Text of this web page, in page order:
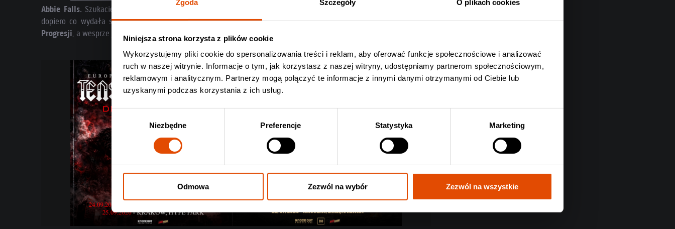
Zgoda Szczegóły O plikach cookies
Niniejsza strona korzysta z plików cookie
Wykorzystujemy pliki cookie do spersonalizowania treści i reklam, aby oferować funkcje społecznościowe i analizować
ruch w naszej witrynie. Informacje o tym, jak korzystasz z naszej witryny, udostępniamy partnerom społecznościowym,
reklamowym i analitycznym. Partnerzy mogą połączyć te informacje z innymi danymi otrzymanymi od Ciebie lub
uzyskanymi podczas korzystania z ich usług.
Wybór
zgody
Niezbędne Preferencje Statystyka Marketing
Odmowa Zezwól na wybór Zezwól na wszystkie
Abbie Falls. Szukacie mroku, introspekcji i gotyckiej aury? Zapewni ją uwielbiana w Polsce
dopiero co wydała singla dwa single –„The Dark”i„Death Is Not the End”. Amerykanka zagra3 grudniaw
Progresji, a wesprze ją A.A. Williams